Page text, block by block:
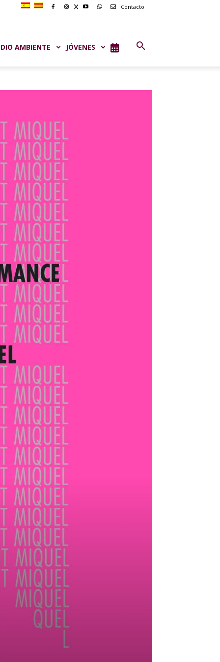
Contacto
AMBIENTE JÓVENES